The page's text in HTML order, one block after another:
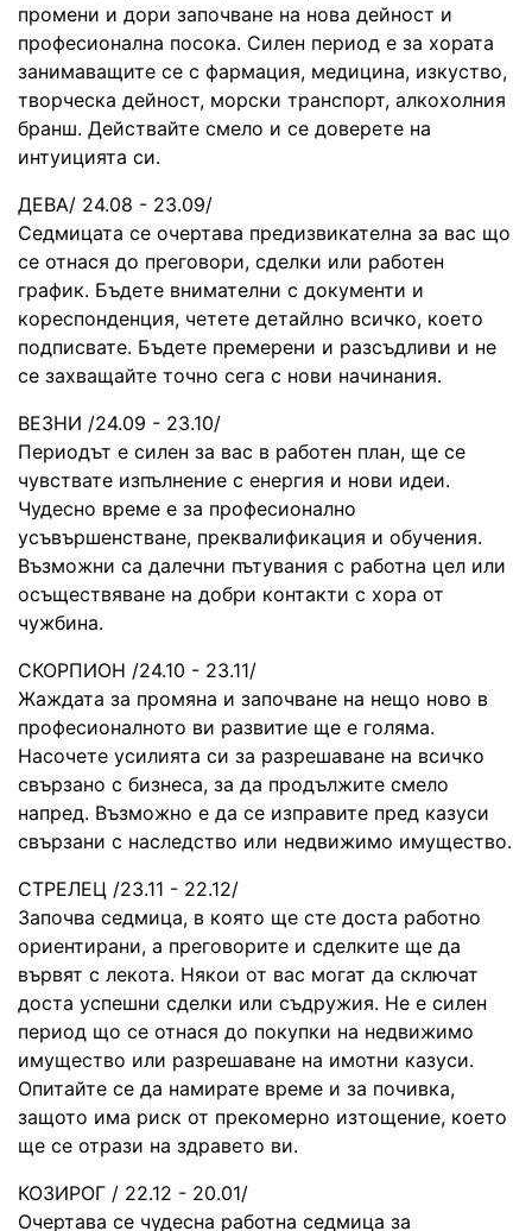
промени и дори започване на нова дейност и
професионална посока. Силен период е за хората
занимаващите се с фармация, медицина, изкуство,
творческа дейност, морски транспорт, алкохолния
бранш. Действайте смело и се доверете на
интуицията си.
ДЕВА/ 24.08 - 23.09/
Седмицата се очертава предизвикателна за вас що
се отнася до преговори, сделки или работен
график. Бъдете внимателни с документи и
кореспонденция, четете детайлно всичко, което
подписвате. Бъдете премерени и разсъдливи и не
се захващайте точно сега с нови начинания.
ВЕЗНИ /24.09 - 23.10/
Периодът е силен за вас в работен план, ще се
чувствате изпълнение с енергия и нови идеи.
Чудесно време е за професионално
усъвършенстване, преквалификация и обучения.
Възможни са далечни пътувания с работна цел или
осъществяване на добри контакти с хора от
чужбина.
СКОРПИОН /24.10 - 23.11/
Жаждата за промяна и започване на нещо ново в
професионалното ви развитие ще е голяма.
Насочете усилията си за разрешаване на всичко
свързано с бизнеса, за да продължите смело
напред. Възможно е да се изправите пред казуси
свързани с наследство или недвижимо имущество.
СТРЕЛЕЦ /23.11 - 22.12/
Започва седмица, в която ще сте доста работно
ориентирани, а преговорите и сделките ще да
вървят с лекота. Някои от вас могат да сключат
доста успешни сделки или съдружия. Не е силен
период що се отнася до покупки на недвижимо
имущество или разрешаване на имотни казуси.
Опитайте се да намирате време и за почивка,
защото има риск от прекомерно изтощение, което
ще се отрази на здравето ви.
КОЗИРОГ / 22.12 - 20.01/
Очертава се чудесна работна седмица за